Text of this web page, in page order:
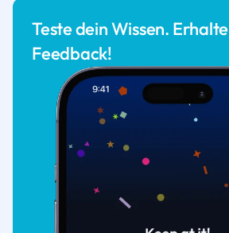
Teste dein Wissen.
Feedback!